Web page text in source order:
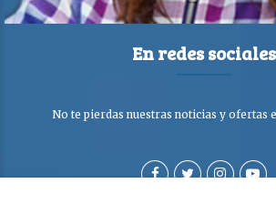
En redes sociales
No te pierdas nuestras noticias y ofertas